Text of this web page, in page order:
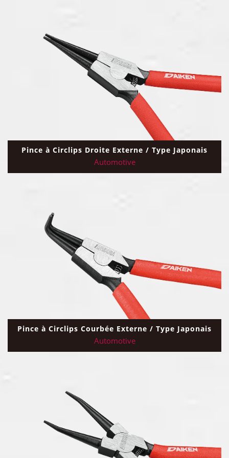
Pince à Circlips Droite Externe / Type Japonais
Automotive
Pince à Circlips Courbée Externe / Type Japonais
Automotive